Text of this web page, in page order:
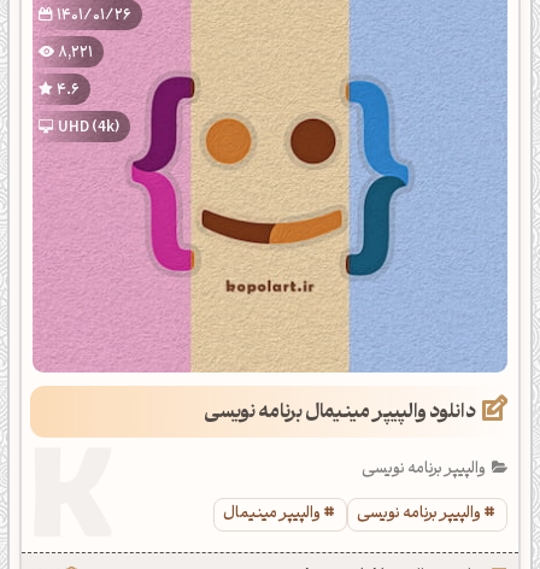
1401/01/26
8,221
4.6
UHD (4k)
دانلود والپیپر مینیمال برنامه نویسی
والپیپر برنامه نویسی
والپیپر برنامه نویسی
والپیپر مینیمال